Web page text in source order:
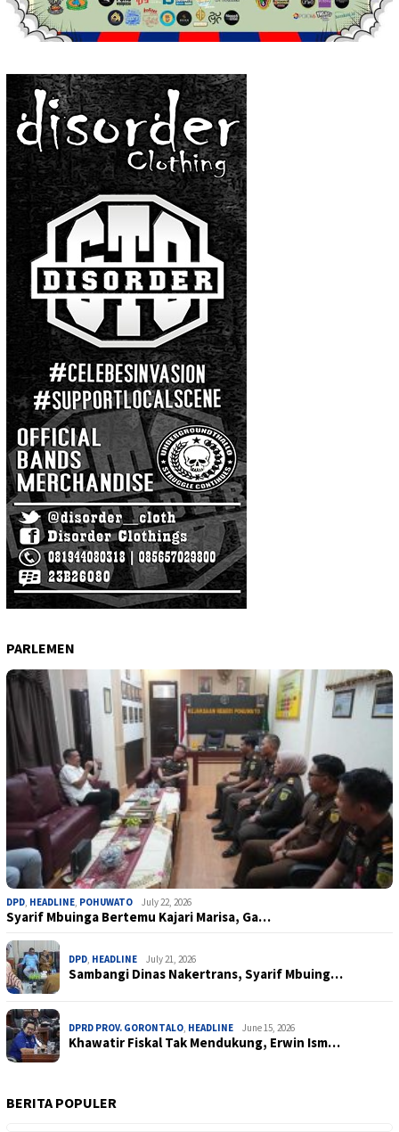
PARLEMEN
DPD, HEADLINE, POHUWATO July 22, 2026
Syarif Mbuinga Bertemu Kajari Marisa, Ga…
DPD, HEADLINE July 21, 2026
Sambangi Dinas Nakertrans, Syarif Mbuing…
DPRD PROV. GORONTALO, HEADLINE June 15, 2026
Khawatir Fiskal Tak Mendukung, Erwin Ism…
BERITA POPULER